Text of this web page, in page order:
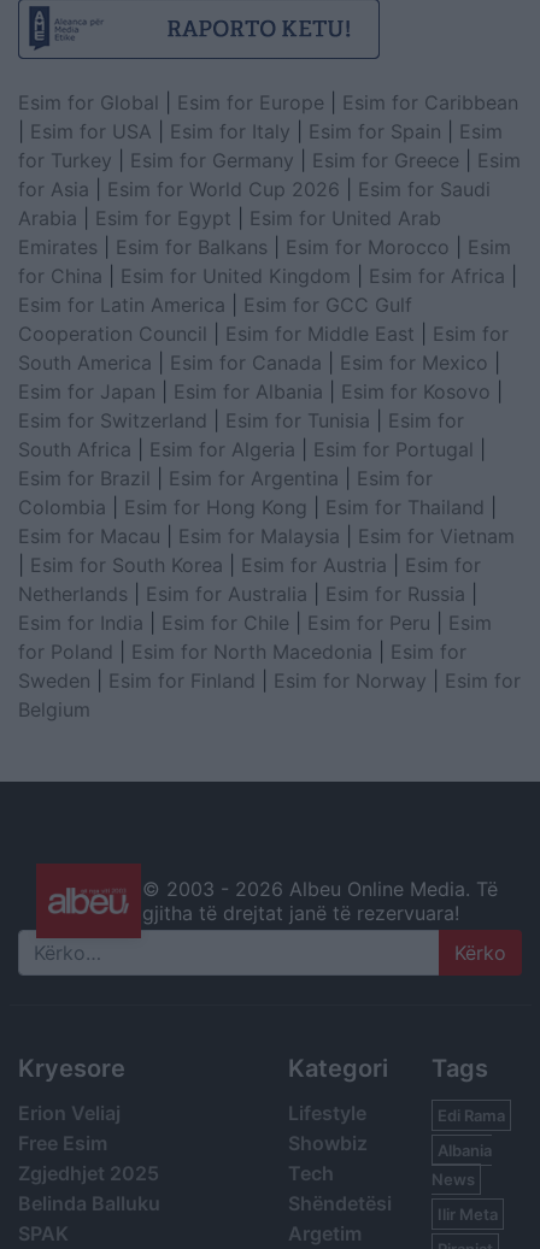
Esim for Global Esim for Europe
Esim for Caribbean
Esim for USA Esim for Italy Esim for Spain
Esim
for Turkey
Esim for Germany Esim for Greece
Esim
for Asia
Esim for World Cup 2026
Esim for Saudi
Arabia
Esim for Egypt
Esim for United Arab
Emirates
Esim for Balkans Esim for Morocco
Esim
for China
Esim for United Kingdom Esim for Africa
Esim for Latin America
Esim for GCC Gulf
Cooperation Council
Esim for Middle East
Esim for
South America
Esim for Canada Esim for Mexico
Esim for Japan
Esim for Albania Esim for Kosovo
Esim for Switzerland
Esim for Tunisia
Esim for
South Africa
Esim for Algeria Esim for Portugal
Esim for Brazil
Esim for Argentina
Esim for
Colombia
Esim for Hong Kong Esim for Thailand
Esim for Macau
Esim for Malaysia
Esim for Vietnam
Esim for South Korea Esim for Austria
Esim for
Netherlands
Esim for Australia Esim for Russia
Esim for India
Esim for Chile Esim for Peru
Esim
for Poland
Esim for North Macedonia
Esim for
Sweden
Esim for Finland Esim for Norway
Esim for
Belgium
© 2003 - 2026 Albeu Online Media. Të
gjitha të drejtat janë të rezervuara!
Search
Kryesore
Erion Veliaj
Free Esim
Zgjedhjet 2025
Belinda Balluku
SPAK
Kategori
Lifestyle
Showbiz
Tech
Shëndetësi
Argetim
Tags
Edi Rama
Albania
News
Ilir Meta